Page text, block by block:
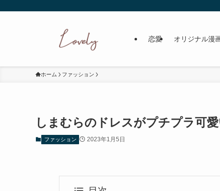
恋愛 オリジナル漫
ホーム ファッション
しまむらのドレスがプチプラ可
ファッション 2023年1月5日